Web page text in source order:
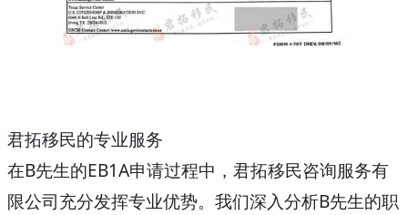
君拓移民的专业服务
在B先生的EB1A申请过程中，君拓移民咨询服务有
限公司充分发挥专业优势。我们深入分析B先生的职